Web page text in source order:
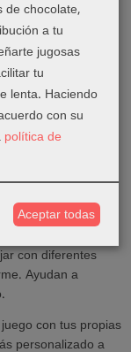
bies
tela de forma
rematar
o combinar
neceseres,
de costura
bies
con diferentes
Ayudan a
con tus propias
personalizado a
de chocolate,
a tu
jugosas
tu
lenta. Haciendo
con su
política de
Aceptar todas